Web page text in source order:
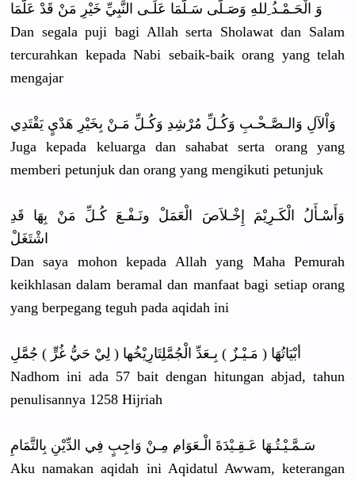
وَ الْحَـمْـد ُ ِللهِ وَصَـلَّى سَـلَّمَا عَلَـى النَّبِيِّ خَيْرِ مَنْ قَدْ عَلَّمَا
Dan segala puji bagi Allah serta Sholawat dan Salam
tercurahkan kepada Nabi sebaik-baik orang yang telah
mengajar
وَاْلآلِ وَالـصَّـحْـبِ وَكُـلِّ مُرْشِدِ وَكُـلِّ مَـنْ بِخَيْرِ هَدْيٍ يَقْتَدِي
Juga kepada keluarga dan sahabat serta orang yang
memberi petunjuk dan orang yang mengikuti petunjuk
وَأَسْـأَل ُ الْكَـرِيْمَ إِخْـلاَصَ الْعَمَلْ ونَـفْـعَ كُـلِّ مَنْ بِهَا قَدِ
اشْتَغَلْ
Dan saya mohon kepada Allah yang Maha Pemurah
keikhlasan dalam beramal dan manfaat bagi setiap orang
yang berpegang teguh pada aqidah ini
أبْيَاتُهَا ( مَـيْـزٌ ) بِـعَدِّ الْجُمَّلِتَارِيْخُها ( لِيْ حَيُّ غُرٍّ ) جُمَّلِ
Nadhom ini ada 57 bait dengan hitungan abjad, tahun
penulisannya 1258 Hijriah
سَـمَّـيْـتُـهَا عَـقِـيْدَةَ الْـعَوَام ِ مِـنْ وَاجِبٍ فِي الدِّيْنِ بِالتَّمَامِ
Aku namakan aqidah ini Aqidatul Awwam, keterangan